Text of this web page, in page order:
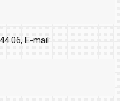
06, E-mail: